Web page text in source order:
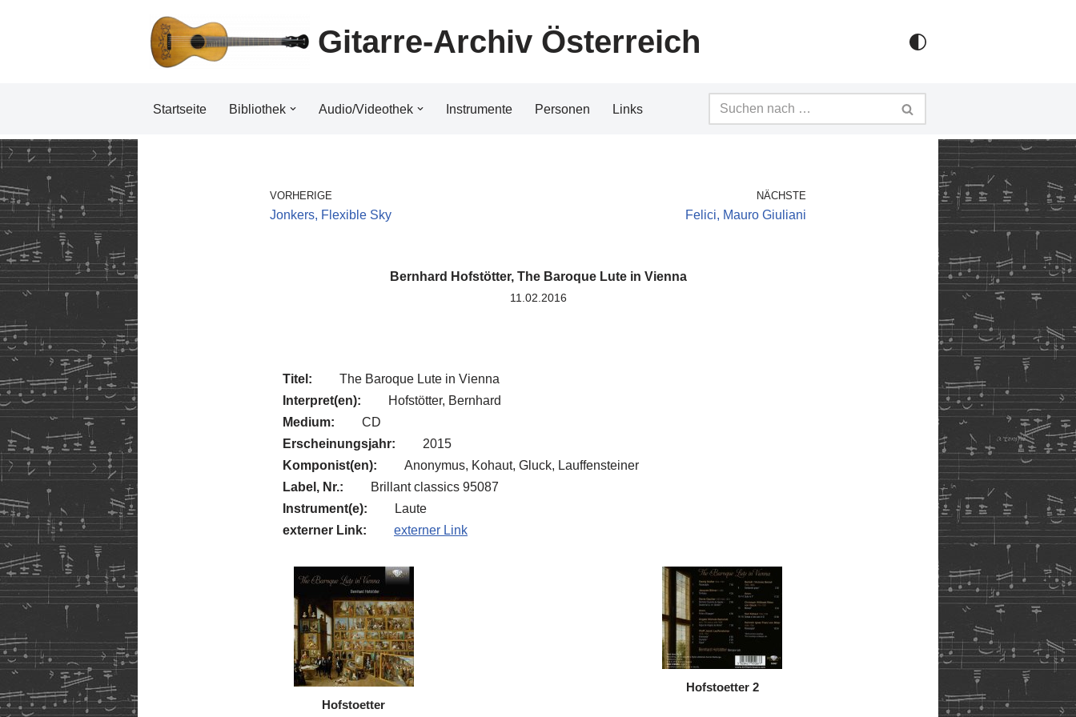
Gitarre-Archiv Österreich
Startseite Bibliothek Audio/Videothek Instrumente Personen Links
VORHERIGE
Jonkers, Flexible Sky
NÄCHSTE
Felici, Mauro Giuliani
Bernhard Hofstötter, The Baroque Lute in Vienna
11.02.2016
Titel:
The Baroque Lute in Vienna
Interpret(en):
Hofstötter, Bernhard
Medium:
CD
Erscheinungsjahr:
2015
Komponist(en):
Anonymus, Kohaut, Gluck, Lauffensteiner
Label, Nr.:
Brillant classics 95087
Instrument(e):
Laute
externer Link:
externer Link
Hofstoetter
Hofstoetter 2